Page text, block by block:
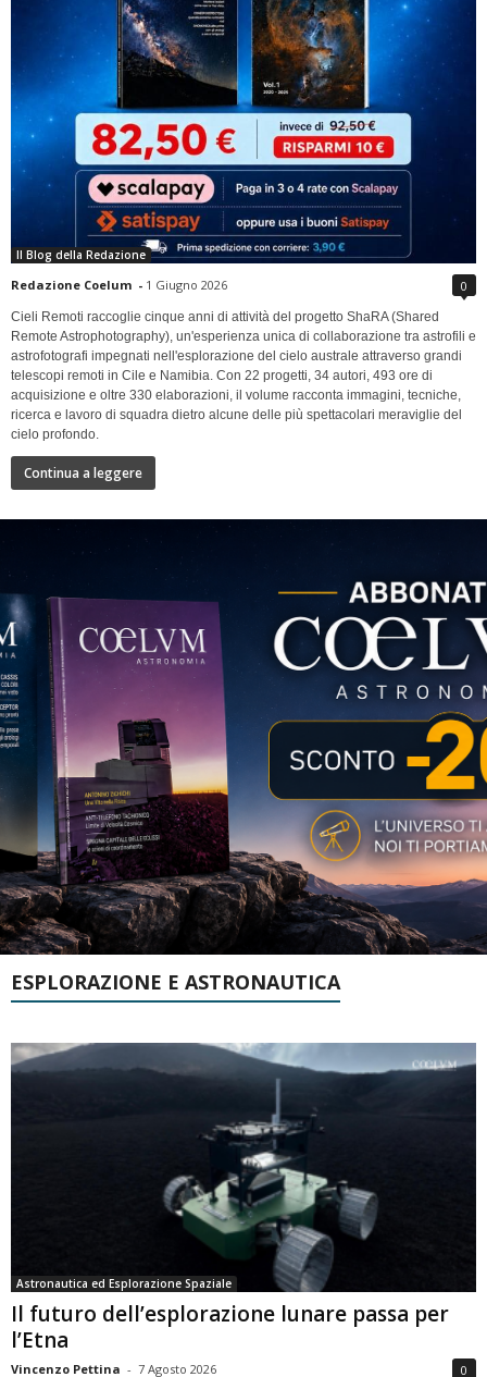
Il Blog della Redazione
Redazione Coelum - 1 Giugno 2026 0
Cieli Remoti raccoglie cinque anni di attività del progetto ShaRA (Shared
Remote Astrophotography), un'esperienza unica di collaborazione tra astrofili e
astrofotografi impegnati nell'esplorazione del cielo australe attraverso grandi
telescopi remoti in Cile e Namibia. Con 22 progetti, 34 autori, 493 ore di
acquisizione e oltre 330 elaborazioni, il volume racconta immagini, tecniche,
ricerca e lavoro di squadra dietro alcune delle più spettacolari meraviglie del
cielo profondo.
Continua a leggere
ESPLORAZIONE E ASTRONAUTICA
Astronautica ed Esplorazione Spaziale
Il futuro dell’esplorazione lunare passa per
l’Etna
Vincenzo Pettina - 7 Agosto 2026 0